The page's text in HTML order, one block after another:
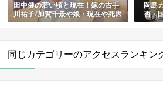
田中健の若い頃と現在！嫁の古手
川祐子/加賀千景や娘・現在や死因
のデマも総まとめ
岡島
否・
同じカテゴリーのアクセスランキン